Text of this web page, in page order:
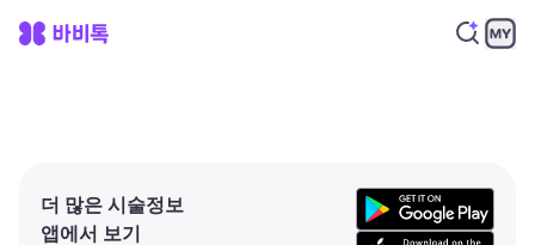
더 많은 시술정보
앱에서 보기